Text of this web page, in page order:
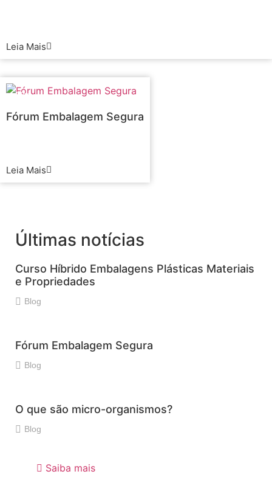
Leia Mais
Blog
Fórum Embalagem Segura
Leia Mais
Últimas notícias
Curso Híbrido Embalagens Plásticas Materiais
e Propriedades
Blog
Fórum Embalagem Segura
Blog
O que são micro-organismos?
Blog
Saiba mais